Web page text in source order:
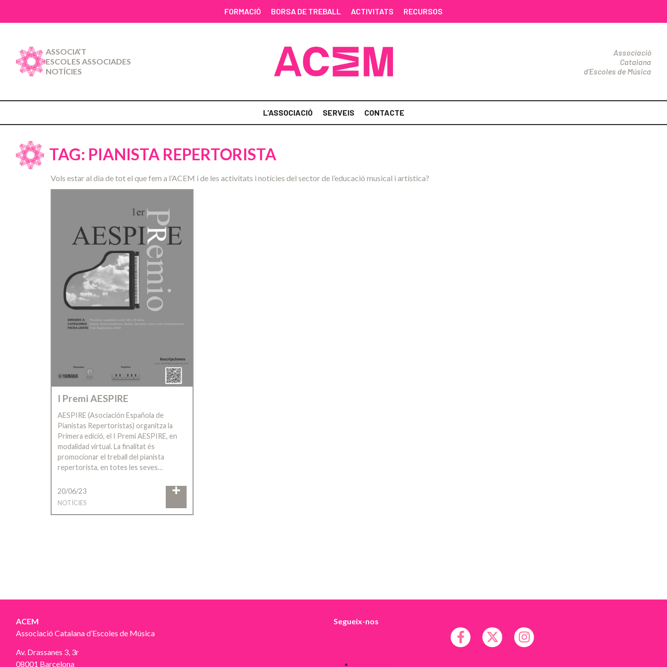
FORMACIÓ BORSA DE TREBALL ACTIVITATS RECURSOS
ASSOCIA’T
ESCOLES ASSOCIADES
NOTÍCIES
Associació
Catalana
d'Escoles de Música
L’ASSOCIACIÓ SERVEIS CONTACTE
TAG: PIANISTA REPERTORISTA
Vols estar al dia de tot el que fem a l’ACEM i de les activitats i notícies del sector de l’educació musical i artística?
I Premi AESPIRE
AESPIRE (Asociación Española de
Pianistas Repertoristas) organitza la
Primera edició, el I Premi AESPIRE, en
modalidad virtual. La finalitat és
promocionar el treball del pianista
repertorista, en totes les seves…
20/06/23
NOTÍCIES
ACEM
Associació Catalana d’Escoles de Música
Av. Drassanes 3, 3r
08001 Barcelona
Segueix-nos